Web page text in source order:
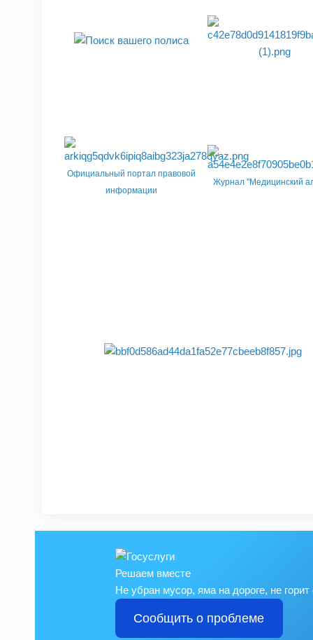
Официальный портал правовой
информации
Журнал "Медицинский
Решаем вместе
Не убран мусор, яма на дороге, не
Сообщить о проблеме